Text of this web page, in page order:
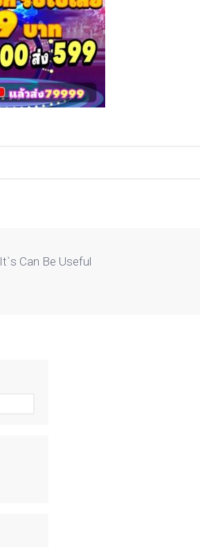
It`s Can Be Useful